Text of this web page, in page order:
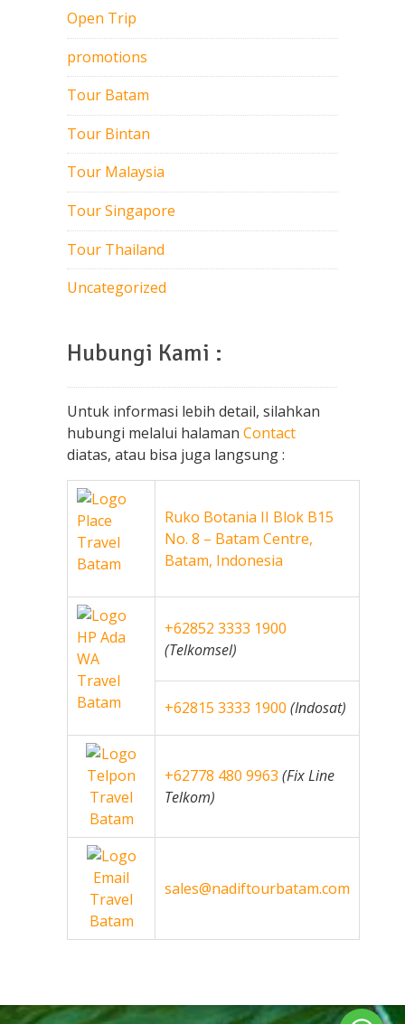
Open Trip
promotions
Tour Batam
Tour Bintan
Tour Malaysia
Tour Singapore
Tour Thailand
Uncategorized
Hubungi Kami :
Untuk informasi lebih detail, silahkan
hubungi melalui halaman Contact
diatas, atau bisa juga langsung :
Ruko Botania II Blok B15
No. 8 – Batam Centre,
Batam, Indonesia
+62852 3333 1900
(Telkomsel)
+62815 3333 1900 (Indosat)
+62778 480 9963 (Fix Line
Telkom)
sales@nadiftourbatam.com